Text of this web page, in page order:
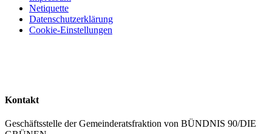
Netiquette
Datenschutzerklärung
Cookie-Einstellungen
Kontakt
Geschäftsstelle der Gemeinderatsfraktion von BÜNDNIS 90/DIE